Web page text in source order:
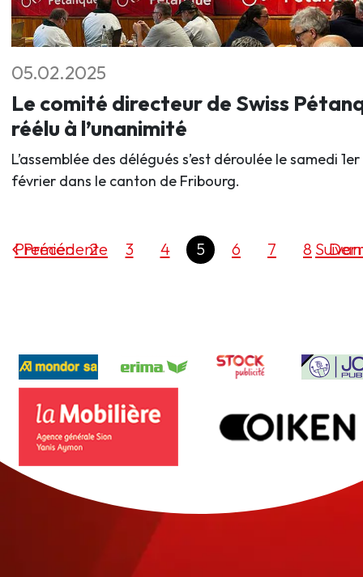
05.02.2025
Le comité directeur de Swiss
réélu à l’unanimité
L’assemblée des délégués s’est déroulée le samedi 1er
février dans le canton de Fribourg.
Précédente
Premier 2 3 4 5 6 7 8